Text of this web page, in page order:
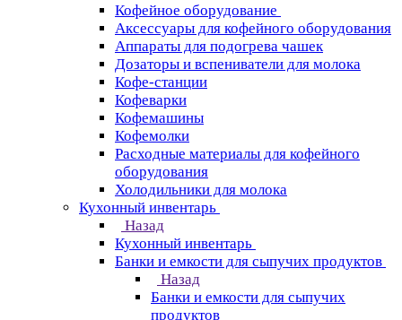
Кофейное оборудование
Аксессуары для кофейного оборудования
Аппараты для подогрева чашек
Дозаторы и вспениватели для молока
Кофе-станции
Кофеварки
Кофемашины
Кофемолки
Расходные материалы для кофейного
оборудования
Холодильники для молока
Кухонный инвентарь
Назад
Кухонный инвентарь
Банки и емкости для сыпучих продуктов
Назад
Банки и емкости для сыпучих
продуктов